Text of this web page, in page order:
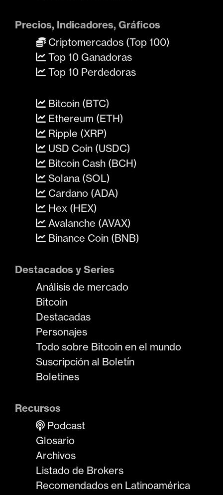
Precios, Indicadores, Gráficos
Criptomercados (Top 100)
Top 10 Ganadoras
Top 10 Perdedoras
Bitcoin (BTC)
Ethereum (ETH)
Ripple (XRP)
USD Coin (USDC)
Bitcoin Cash (BCH)
Solana (SOL)
Cardano (ADA)
Hex (HEX)
Avalanche (AVAX)
Binance Coin (BNB)
Destacados y Series
Análisis de mercado
Bitcoin
Destacadas
Personajes
Todo sobre Bitcoin en el mundo
Suscripción al Boletín
Boletines
Recursos
Podcast
Glosario
Archivos
Listado de Brokers
Recomendados en Latinoamérica